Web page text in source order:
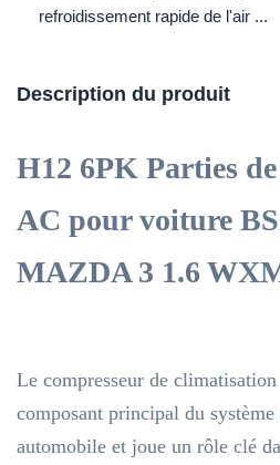
refroidissement rapide de l'air ...
Description du produit
H12 6PK Parties
AC pour voiture
MAZDA 3 1.6
Le compresseur de
composant principal du
automobile et joue un rôle clé